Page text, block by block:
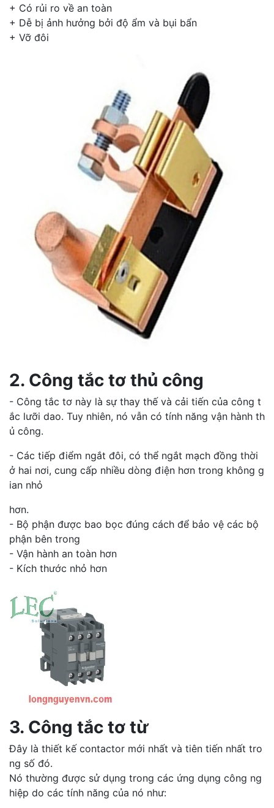
+ Có rủi ro về an toàn
+ Dễ bị ảnh hưởng bởi độ ẩm và bụi bẩn
+ Vỡ đôi
2. Công tắc tơ thủ công​
- Công tắc tơ này là sự thay thế và cải tiến của công t
ắc lưỡi dao. Tuy nhiên, nó vẫn có tính năng vận hành th
ủ công.
- Các tiếp điểm ngắt đôi, có thể ngắt mạch đồng thời
ở hai nơi, cung cấp nhiều dòng điện hơn trong không g
ian nhỏ
hơn.
- Bộ phận được bao bọc đúng cách để bảo vệ các bộ
phận bên trong
- Vận hành an toàn hơn
- Kích thước nhỏ hơn
3. Công tắc tơ từ
Đây là thiết kế contactor mới nhất và tiên tiến nhất tro
ng số đó.
Nó thường được sử dụng trong các ứng dụng công ng
hiệp do các tính năng của nó như: